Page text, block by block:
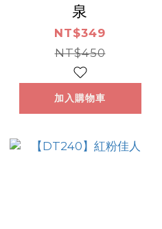
泉
NT$349
NT$450
加入購物車